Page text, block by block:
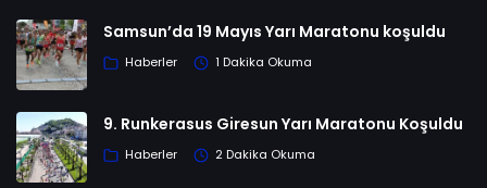
Samsun’da 19 Mayıs Yarı Maratonu koşuldu
Haberler 1 Dakika Okuma
9. Runkerasus Giresun Yarı Maratonu Koşuldu
Haberler 2 Dakika Okuma